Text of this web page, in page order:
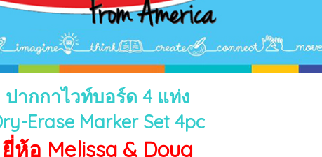
ปากกาไวท์บอร์ด 4 แท่ง
Erase Marker Set 4pc
ยี่ห้อ Melissa & Doug